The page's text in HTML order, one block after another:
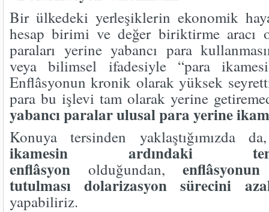
Bir ülkedeki yerleşiklerin ekonomik
hesap birimi ve değer biriktirme aracı
paraları yerine yabancı para
veya bilimsel ifadesiyle “para
Enflâsyonun kronik olarak yüksek
para bu işlevi tam olarak yerine
yabancı paralar ulusal para yerine
Konuya tersinden yaklaştığımızda
ikamesin ardındaki
enflâsyon olduğundan,
tutulması dolarizasyon sürecini
yapabiliriz.